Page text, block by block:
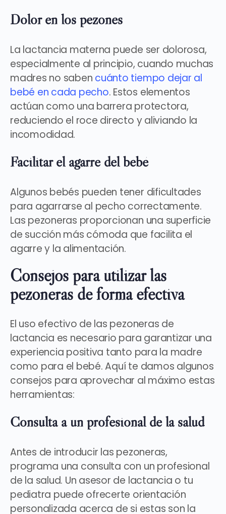
Dolor en los pezones
La lactancia materna puede ser dolorosa,
especialmente al principio, cuando muchas
madres no saben cuánto tiempo dejar al
bebé en cada pecho. Estos elementos
actúan como una barrera protectora,
reduciendo el roce directo y aliviando la
incomodidad.
Facilitar el agarre del bebé
Algunos bebés pueden tener dificultades
para agarrarse al pecho correctamente.
Las pezoneras proporcionan una superficie
de succión más cómoda que facilita el
agarre y la alimentación.
Consejos para utilizar las
pezoneras de forma efectiva
El uso efectivo de las pezoneras de
lactancia es necesario para garantizar una
experiencia positiva tanto para la madre
como para el bebé. Aquí te damos algunos
consejos para aprovechar al máximo estas
herramientas:
Consulta a un profesional de la salud
Antes de introducir las pezoneras,
programa una consulta con un profesional
de la salud. Un asesor de lactancia o tu
pediatra puede ofrecerte orientación
personalizada acerca de si estas son la